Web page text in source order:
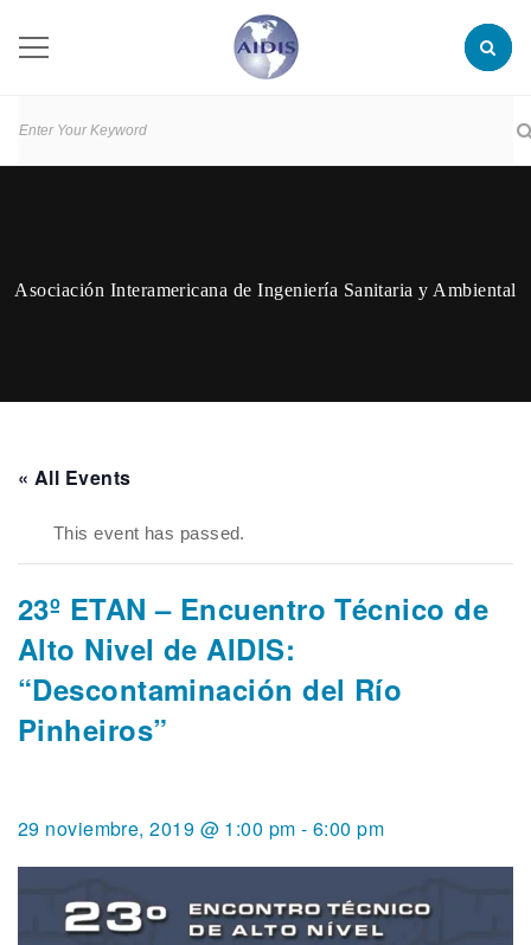
Asociación Interamericana de Ingeniería Sanitaria y Ambiental
« All Events
This event has passed.
23º ETAN – Encuentro Técnico de
Alto Nivel de AIDIS:
“Descontaminación del Río
Pinheiros”
29 noviembre, 2019 @ 1:00 pm - 6:00 pm